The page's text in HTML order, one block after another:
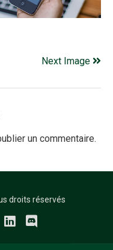
Next Image
un commentaire.
droits réservés